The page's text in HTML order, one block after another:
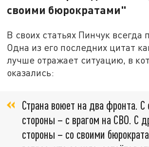
своими бюрократами"
В своих статьях Пинчук всегда
Одна из его последних цитат
лучше отражает ситуацию, в
оказались:
Страна воюет на два фронта. С
стороны – с врагом на СВО. С
стороны – со своими